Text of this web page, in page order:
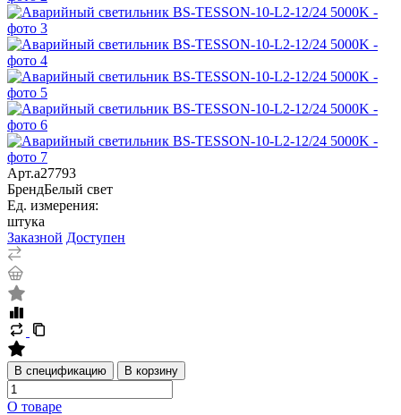
Арт.a27793
БрендБелый свет
Ед. измерения:
штука
Заказной Доступен
В спецификацию В корзину
О товаре